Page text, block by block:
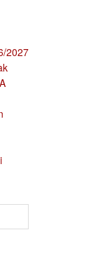
2027